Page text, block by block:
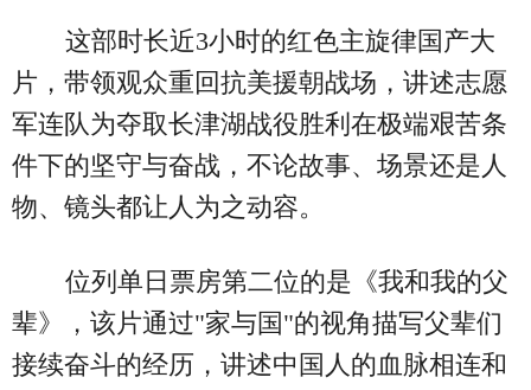
这部时长近3小时的红色主旋律国产大
片，带领观众重回抗美援朝战场，讲述志愿
军连队为夺取长津湖战役胜利在极端艰苦条
件下的坚守与奋战，不论故事、场景还是人
物、镜头都让人为之动容。
位列单日票房第二位的是《我和我的父
辈》，该片通过"家与国"的视角描写父辈们
接续奋斗的经历，讲述中国人的血脉相连和